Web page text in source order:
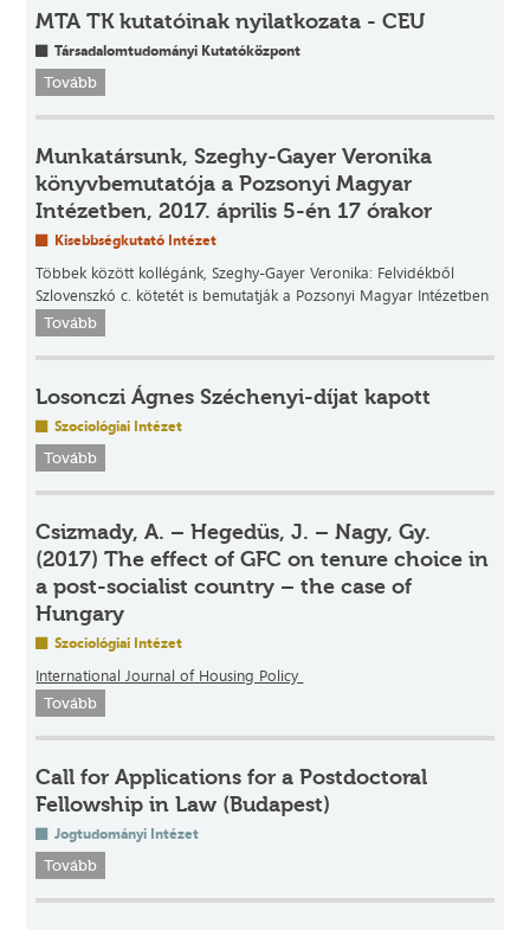
MTA TK kutatóinak nyilatkozata - CEU
Társadalomtudományi Kutatóközpont
Tovább
Munkatársunk, Szeghy-Gayer Veronika
könyvbemutatója a Pozsonyi Magyar
Intézetben, 2017. április 5-én 17 órakor
Kisebbségkutató Intézet
Többek között kollégánk, Szeghy-Gayer Veronika: Felvidékből
Szlovenszkó c. kötetét is bemutatják a Pozsonyi Magyar Intézetben
Tovább
Losonczi Ágnes Széchenyi-díjat kapott
Szociológiai Intézet
Tovább
Csizmady, A. – Hegedüs, J. – Nagy, Gy.
(2017) The effect of GFC on tenure choice in
a post-socialist country – the case of
Hungary
Szociológiai Intézet
International Journal of Housing Policy
Tovább
Call for Applications for a Postdoctoral
Fellowship in Law (Budapest)
Jogtudományi Intézet
Tovább